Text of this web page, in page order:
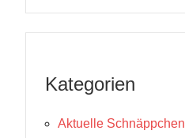
Kategorien
Aktuelle Schnäppchen